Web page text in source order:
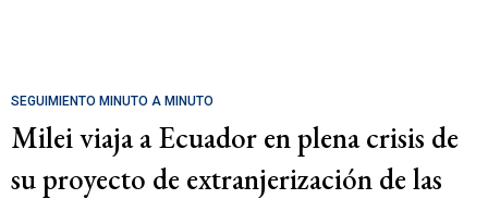
SEGUIMIENTO MINUTO A MINUTO
Milei viaja a Ecuador en plena crisis de
su proyecto de extranjerización de las